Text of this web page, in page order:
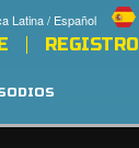
Latina / Español
REGISTRO